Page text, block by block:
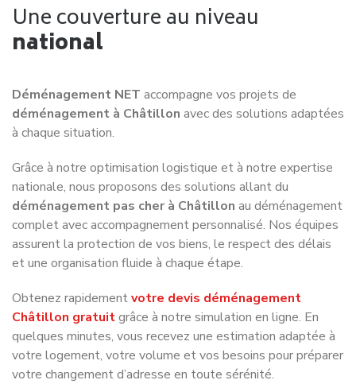
Une couverture au niveau
national
Déménagement NET accompagne vos projets de
déménagement à Châtillon avec des solutions adaptées
à chaque situation.
Grâce à notre optimisation logistique et à notre expertise
nationale, nous proposons des solutions allant du
déménagement pas cher à Châtillon au déménagement
complet avec accompagnement personnalisé. Nos équipes
assurent la protection de vos biens, le respect des délais
et une organisation fluide à chaque étape.
Obtenez rapidementvotre devis déménagement
Châtillon gratuitgrâce à notre simulation en ligne. En
quelques minutes, vous recevez une estimation adaptée à
votre logement, votre volume et vos besoins pour préparer
votre changement d’adresse en toute sérénité.